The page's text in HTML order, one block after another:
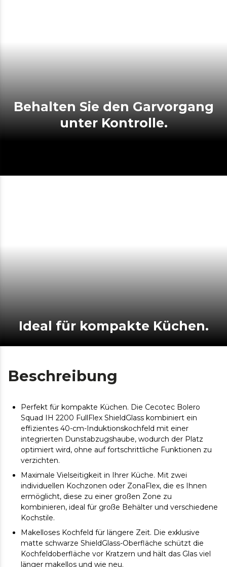
Behalten Sie den Garvorgang
unter Kontrolle.
Ideal für kompakte Küchen.
Beschreibung
Perfekt für kompakte Küchen. Die Cecotec Bolero
Squad IH 2200 FullFlex ShieldGlass kombiniert ein
effizientes 40-cm-Induktionskochfeld mit einer
integrierten Dunstabzugshaube, wodurch der Platz
optimiert wird, ohne auf fortschrittliche Funktionen zu
verzichten.
Maximale Vielseitigkeit in Ihrer Küche. Mit zwei
individuellen Kochzonen oder ZonaFlex, die es Ihnen
ermöglicht, diese zu einer großen Zone zu
kombinieren, ideal für große Behälter und verschiedene
Kochstile.
Makelloses Kochfeld für längere Zeit. Die exklusive
matte schwarze ShieldGlass-Oberfläche schützt die
Kochfeldoberfläche vor Kratzern und hält das Glas viel
länger makellos und wie neu.